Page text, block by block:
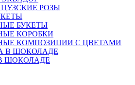
РОЗЫ
БУКЕТЫ
КОРОБКИ
КОМПОЗИЦИИ С ЦВЕТАМИ
В ШОКОЛАДЕ
ШОКОЛАДЕ